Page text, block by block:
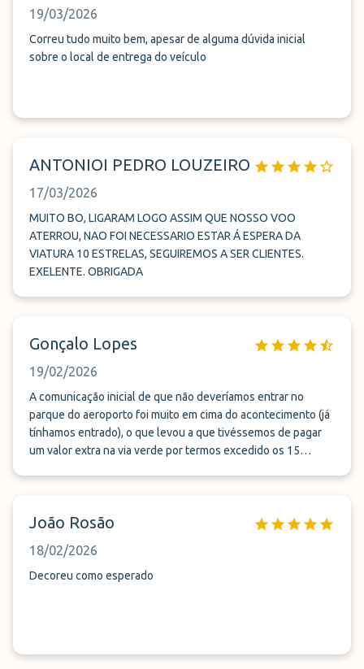
19/03/2026
Correu tudo muito bem, apesar de alguma dúvida inicial
sobre o local de entrega do veículo
ANTONIOI PEDRO LOUZEIRO
17/03/2026
MUITO BO, LIGARAM LOGO ASSIM QUE NOSSO VOO
ATERROU, NAO FOI NECESSARIO ESTAR Á ESPERA DA
VIATURA 10 ESTRELAS, SEGUIREMOS A SER CLIENTES.
EXELENTE. OBRIGADA
Gonçalo Lopes
19/02/2026
A comunicação inicial de que não deveríamos entrar no
parque do aeroporto foi muito em cima do acontecimento (já
tínhamos entrado), o que levou a que tivéssemos de pagar
um valor extra na via verde por termos excedido os 15
João Rosão
18/02/2026
Decoreu como esperado